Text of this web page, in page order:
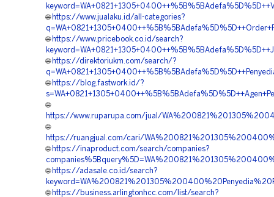
🌐 https://www.jualaku.id/all-categories?
🌐 https://www.pricebook.co.id/search?
🌐 https://direktoriukm.com/search/?
🌐 https://blog.fastwork.id/?
🌐
https://www.ruparupa.com/jual/
🌐
https://ruangjual.com/cari/
🌐 https://inaproduct.com/search/companies?
🌐 https://adasale.co.id/search?
🌐 https://business.arlingtonhcc.com/list/search?